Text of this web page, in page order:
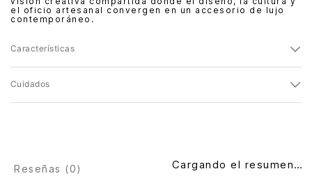
el oficio artesanal convergen en un accesorio de lujo
contemporáneo.
Características
Cuidados
Reseñas (0) Cargando el resumen…